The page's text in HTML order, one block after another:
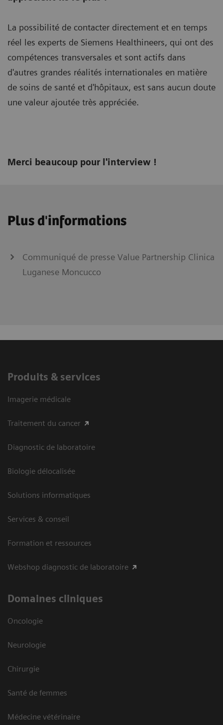
La possibilité de contacter directement et en temps
réel les experts de Siemens Healthineers, qui ont des
compétences transversales et sont actifs dans
d'autres grandes réalités internationales en matière
de soins de santé et d'hôpitaux, est sans aucun doute
une valeur ajoutée très appréciée.
Merci beaucoup pour l'interview !
Plus d'informations
Communiqué de presse Value Partnership Clinica
Luganese Moncucco
Produits & services
Imagerie médicale
Traitement du cancer
Diagnostic de laboratoire
Biologie délocalisée
Solutions informatiques
Services & conseil
Formation et ressources
Webshop diagnostic de laboratoire
Domaines cliniques
Oncologie
Neurologie
Chirurgie
Santé de femmes
Médecine vétérinaire